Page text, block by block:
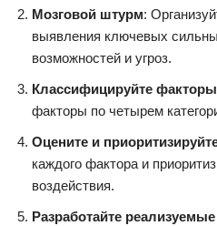
Мозговой штурм:
выявления ключевых
возможностей и угроз.
Классифицируйте факторы
факторы по четырем
Оцените и
каждого фактора и
воздействия.
Разработайте реализуемые